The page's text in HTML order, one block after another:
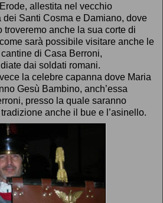
allestita nel vecchio
Santi Cosma e Damiano, dove
troveremo anche la sua corte di
sarà possibile visitare anche le
di Casa Berroni,
dai soldati romani.
la celebre capanna dove Maria
Gesù Bambino, anch’essa
presso la quale saranno
anche il bue e l’asinello.